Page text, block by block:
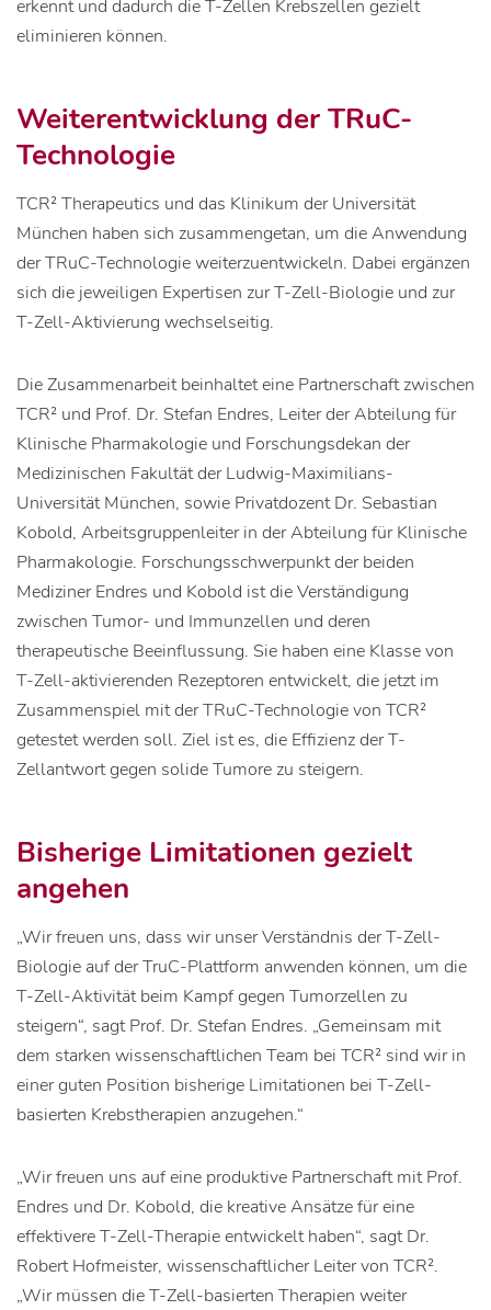
erkennt und dadurch die T-Zellen Krebszellen gezielt
eliminieren können.
Weiterentwicklung der TRuC-
Technologie
TCR² Therapeutics und das Klinikum der Universität
München haben sich zusammengetan, um die Anwendung
der TRuC-Technologie weiterzuentwickeln. Dabei ergänzen
sich die jeweiligen Expertisen zur T-Zell-Biologie und zur
T-Zell-Aktivierung wechselseitig.
Die Zusammenarbeit beinhaltet eine Partnerschaft zwischen
TCR² und Prof. Dr. Stefan Endres, Leiter der Abteilung für
Klinische Pharmakologie und Forschungsdekan der
Medizinischen Fakultät der Ludwig-Maximilians-
Universität München, sowie Privatdozent Dr. Sebastian
Kobold, Arbeitsgruppenleiter in der Abteilung für Klinische
Pharmakologie. Forschungsschwerpunkt der beiden
Mediziner Endres und Kobold ist die Verständigung
zwischen Tumor- und Immunzellen und deren
therapeutische Beeinflussung. Sie haben eine Klasse von
T-Zell-aktivierenden Rezeptoren entwickelt, die jetzt im
Zusammenspiel mit der TRuC-Technologie von TCR²
getestet werden soll. Ziel ist es, die Effizienz der T-
Zellantwort gegen solide Tumore zu steigern.
Bisherige Limitationen gezielt
angehen
„Wir freuen uns, dass wir unser Verständnis der T-Zell-
Biologie auf der TruC-Plattform anwenden können, um die
T-Zell-Aktivität beim Kampf gegen Tumorzellen zu
steigern“, sagt Prof. Dr. Stefan Endres. „Gemeinsam mit
dem starken wissenschaftlichen Team bei TCR² sind wir in
einer guten Position bisherige Limitationen bei T-Zell-
basierten Krebstherapien anzugehen.“
„Wir freuen uns auf eine produktive Partnerschaft mit Prof.
Endres und Dr. Kobold, die kreative Ansätze für eine
effektivere T-Zell-Therapie entwickelt haben“, sagt Dr.
Robert Hofmeister, wissenschaftlicher Leiter von TCR².
„Wir müssen die T-Zell-basierten Therapien weiter